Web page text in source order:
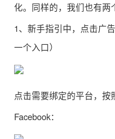
化。同样的，我们也有两
1、新手指引中，点击广
一个入口）
点击需要绑定的平台，按
Facebook：